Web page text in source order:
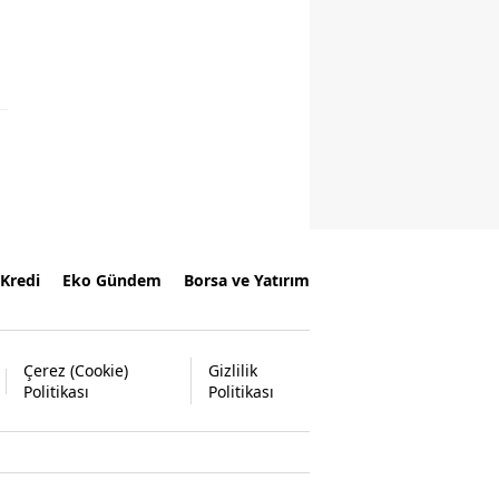
Kredi Eko Gündem Borsa ve Yatırım
Çerez (Cookie)
Politikası
Gizlilik
Politikası